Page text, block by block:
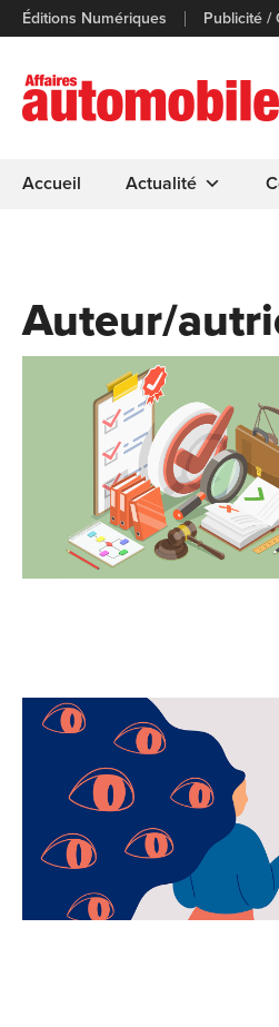
Éditions Numériques Publicité /
Accueil Actualité
Auteur/